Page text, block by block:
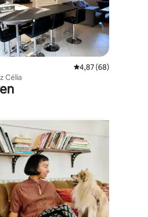
van 4,94 op 5, 32 recensies
Gemiddelde
4,87 (68)
Célia